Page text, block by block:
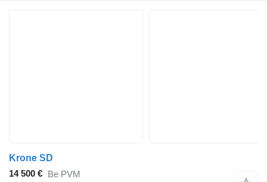
Krone SD
14 500 € Be PVM